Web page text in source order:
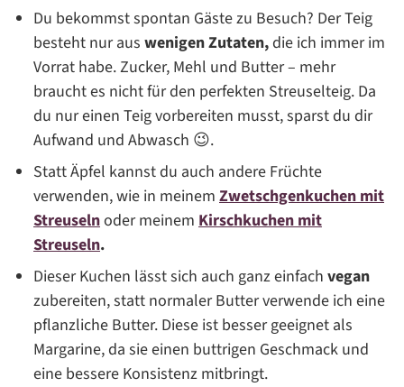
Du bekommst spontan Gäste zu Besuch? Der Teig
besteht nur aus wenigen Zutaten,die ich immer im
Vorrat habe. Zucker, Mehl und Butter – mehr
braucht es nicht für den perfekten Streuselteig. Da
du nur einen Teig vorbereiten musst, sparst du dir
Aufwand und Abwasch 😉.
Statt Äpfel kannst du auch andere Früchte
verwenden, wie in meinem Zwetschgenkuchen mit
Streuselnoder meinem Kirschkuchen mit
Streuseln.
Dieser Kuchen lässt sich auch ganz einfach vegan
zubereiten, statt normaler Butter verwende ich eine
pflanzliche Butter. Diese ist besser geeignet als
Margarine, da sie einen buttrigen Geschmack und
eine bessere Konsistenz mitbringt.